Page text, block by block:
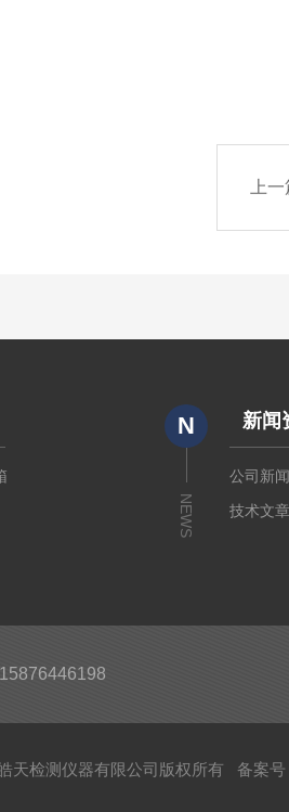
上
N
NEWS
新闻
公司新
技术文
天检测仪器有限公司版权所有 备案号